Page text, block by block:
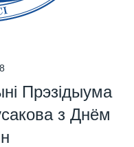
Прэзідыума
з Днём